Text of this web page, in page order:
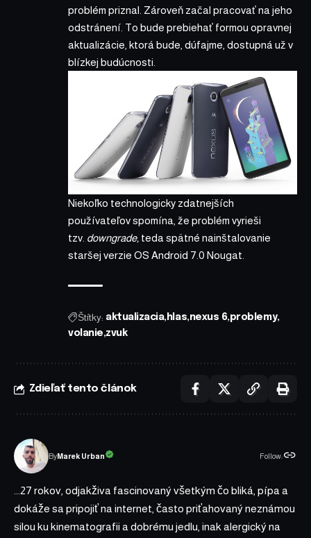
problém priznal. Zároveň začal pracovať na jeho
odstránení. To bude prebiehať formou opravnej
aktualizácie, ktorá bude, dúfajme, dostupná už v
blízkej budúcnosti.
Niekoľko technologicky zdatnejších
používateľov spomína, že problém vyrieši
tzv. downgrade, teda spätné nainštalovanie
staršej verzie OS Android 7.0 Nougat.
Štítky: aktualizacia hlas nexus 6 problemy
volanie zvuk
Zdieľať tento článok
ByMarek Urban Follow:
...27 rokov, odjakživa fascinovaný všetkým čo bliká, pípa a
dokáže sa pripojiť na internet, často priťahovaný neznámou
silou ku kinematografii a dobrému jedlu, inak alergický na